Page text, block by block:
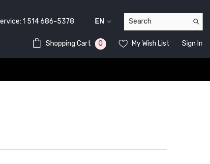
1 514 686-5378
EN
Shopping Cart 0 0
My Wish List Sign In